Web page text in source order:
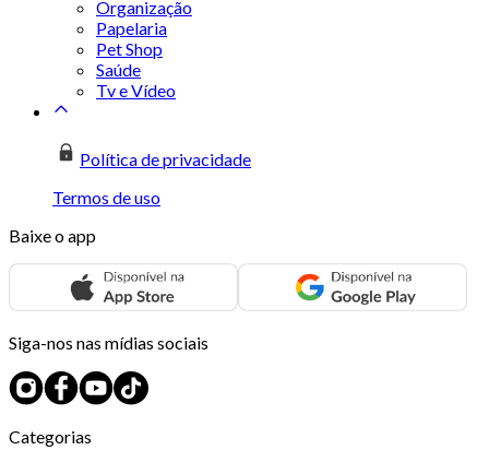
Organização
Papelaria
Pet Shop
Saúde
Tv e Vídeo
Política de privacidade
Termos de uso
Baixe o app
Siga-nos nas mídias sociais
Categorias